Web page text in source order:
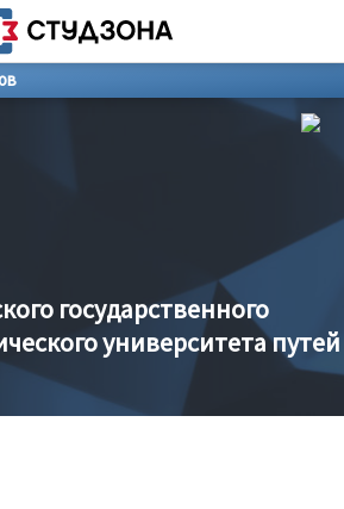
государственного
университета путей